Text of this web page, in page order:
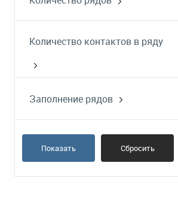
Количество контактов в ряду
Заполнение рядов
a-c
Показать Сбросить